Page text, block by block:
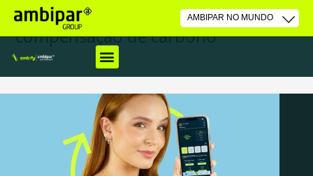
compensação de carbono
Início»compensação de carbono